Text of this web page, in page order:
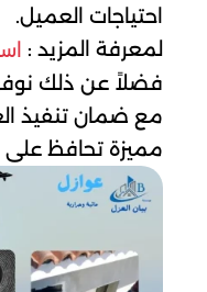
احتياجات العميل.
لمعرفة المزيد :
فضلاً عن ذلك
مع ضمان تنفيذ
مميزة تحافظ على